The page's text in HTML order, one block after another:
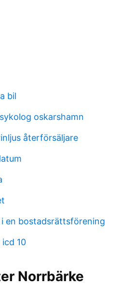
bil
oskarshamn
återförsäljare
en bostadsrättsförening
10
Norrbärke